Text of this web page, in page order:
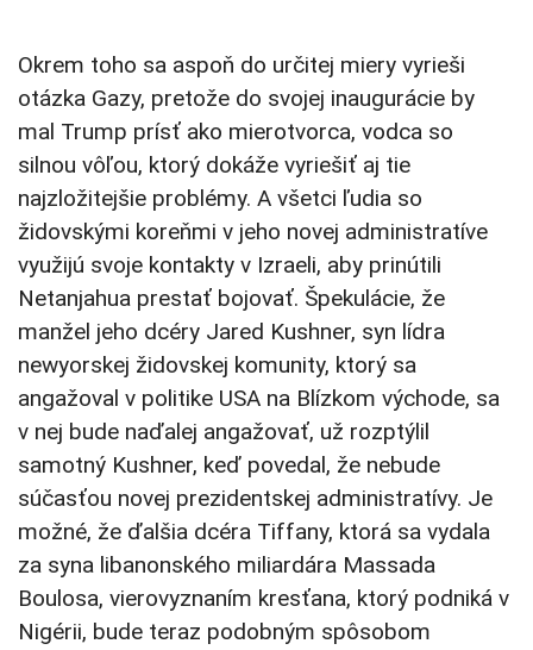
Okrem toho sa aspoň do určitej miery vyrieši
otázka Gazy, pretože do svojej inaugurácie by
mal Trump prísť ako mierotvorca, vodca so
silnou vôľou, ktorý dokáže vyriešiť aj tie
najzložitejšie problémy. A všetci ľudia so
židovskými koreňmi v jeho novej administratíve
využijú svoje kontakty v Izraeli, aby prinútili
Netanjahua prestať bojovať. Špekulácie, že
manžel jeho dcéry Jared Kushner, syn lídra
newyorskej židovskej komunity, ktorý sa
angažoval v politike USA na Blízkom východe, sa
v nej bude naďalej angažovať, už rozptýlil
samotný Kushner, keď povedal, že nebude
súčasťou novej prezidentskej administratívy. Je
možné, že ďalšia dcéra Tiffany, ktorá sa vydala
za syna libanonského miliardára Massada
Boulosa, vierovyznaním kresťana, ktorý podniká v
Nigérii, bude teraz podobným spôsobom